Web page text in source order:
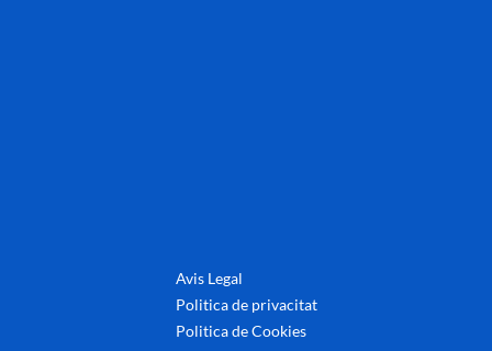
Avis Legal
Politica de privacitat
Politica de Cookies